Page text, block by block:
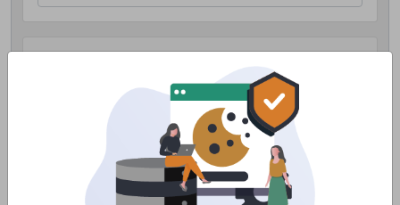
Válasszon milyen szolgáltatás érdekli!
Lakossági Internet
Otthoni internet, telefon és tv
szolgáltatás